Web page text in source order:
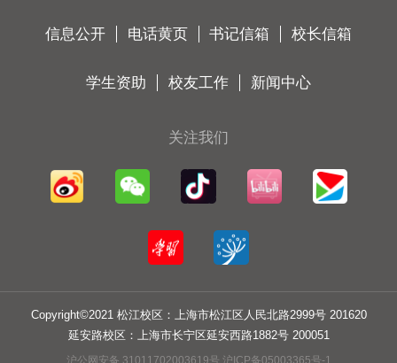
信息公开 电话黄页 书记信箱 校长信箱
学生资助 校友工作 新闻中心
关注我们
Copyright©2021 松江校区：上海市松江区人民北路2999号 201620
延安路校区：上海市长宁区延安西路1882号 200051
沪公网安备 31011702003619号 沪ICP备05003365号-1